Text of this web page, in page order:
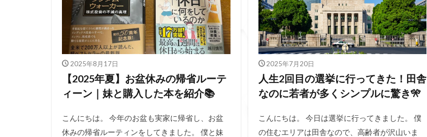
2025年8月17日
【2025年夏】お盆休みの帰省ルーテ
ィーン｜妹と購入した本を紹介📚
こんにちは。 今年のお盆も実家に帰省し、お盆
休みの帰省ルーティンをしてきました。 僕と妹
2025年7月20日
人生2回目の選挙に行ってきた！田舎
なのに若者が多くシンプルに驚き🎌
こんにちは。 今日は選挙に行ってきました。 僕
の住むエリアは田舎なので、高齢者が沢山いま